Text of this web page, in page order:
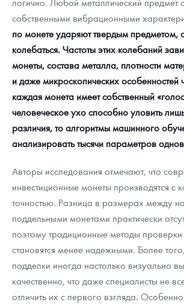
собственными вибрационными
по монете ударяют твердым предметом,
колебаться. Частоты этих колебаний
монеты, состава металла, плотности
и даже микроскопических особенностей
каждая монета имеет собственный
человеческое ухо способно уловить
различия, то алгоритмы машинного
анализировать тысячи параметров
Авторы исследования отмечают, что
инвестиционные монеты производятся с
точностью. Разница в размерах между
поддельными монетами практически
поэтому традиционные методы проверки
становятся менее надежными. Более
подделки иногда настолько визуально
качественно, что даже специалисты не
отличить их с первого взгляда.